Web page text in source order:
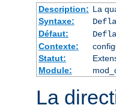
Description: La
Syntaxe:
Défaut:
Contexte:
Statut:
Module:
La